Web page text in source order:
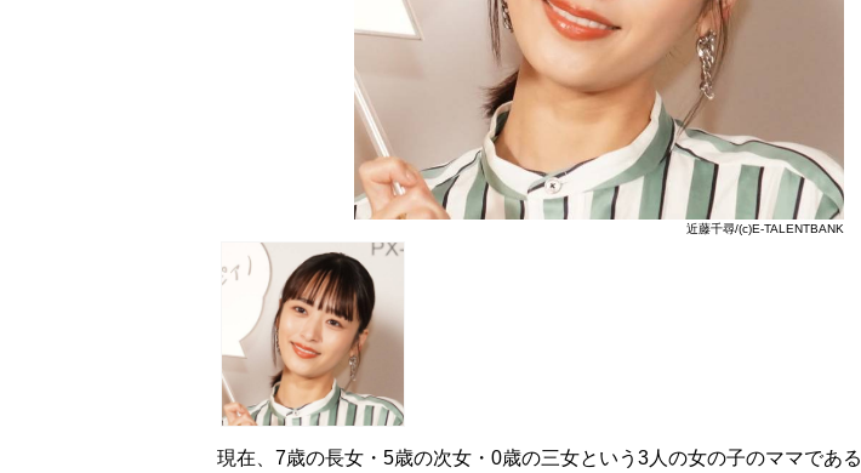
近藤千尋/(c)E-TALENTBANK
現在、7歳の長女・5歳の次女・0歳の三女という3人の女の子のママである